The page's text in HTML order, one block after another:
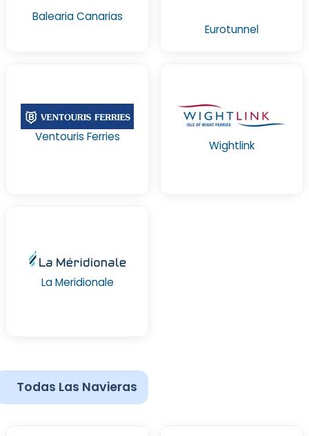
Balearia Canarias
Eurotunnel
Ventouris Ferries
Wightlink
La Meridionale
Todas Las Navieras